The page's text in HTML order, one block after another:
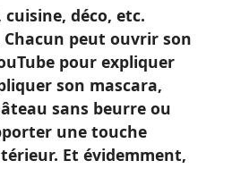
Insolite
Emotion
déco, etc.
peut ouvrir son
pour expliquer
son mascara,
sans beurre ou
une touche
Et évidemment,